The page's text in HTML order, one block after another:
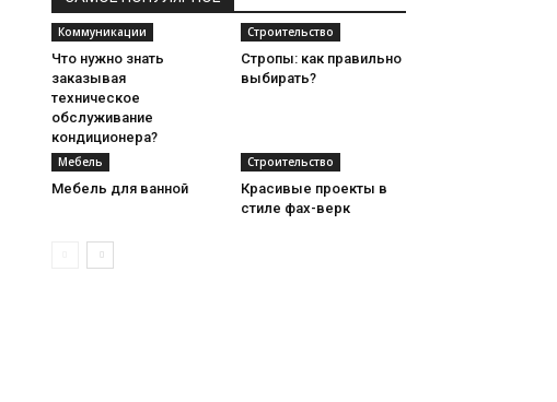
Коммуникации
Что нужно знать
заказывая
техническое
обслуживание
кондиционера?
Строительство
Стропы: как правильно
выбирать?
Мебель
Мебель для ванной
Строительство
Красивые проекты в
стиле фах-верк